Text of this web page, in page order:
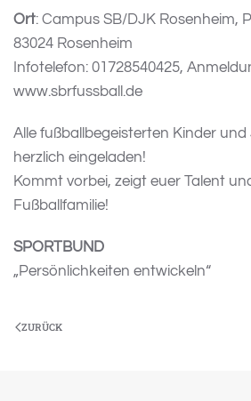
Ort: Campus SB/DJK Rosenheim,
83024 Rosenheim
Infotelefon: 01728540425,
www.sbrfussball.de
Alle fußballbegeisterten Kinder
herzlich eingeladen!
Kommt vorbei, zeigt euer Talent
Fußballfamilie!
SPORTBUND
„Persönlichkeiten entwickeln“
ZURÜCK